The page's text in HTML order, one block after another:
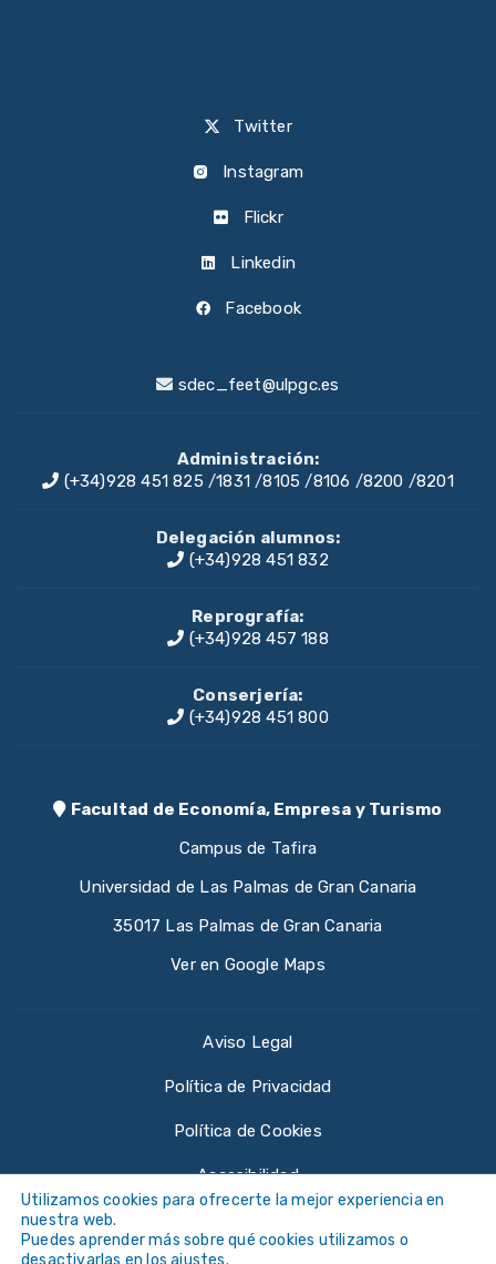
Twitter
Instagram
Flickr
Linkedin
Facebook
sdec_feet@ulpgc.es
Administración:
(+34)928 451 825 /1831/8105 /8106 /8200 /8201
Delegación alumnos:
(+34)928 451 832
Reprografía:
(+34)928 457 188
Conserjería:
(+34)928 451 800
Facultad de Economía, Empresa y Turismo
Campus de Tafira
Universidad de Las Palmas de Gran Canaria
35017 Las Palmas de Gran Canaria
Ver en Google Maps
Aviso Legal
Política de Privacidad
Política de Cookies
Accesibilidad
Utilizamos cookies para ofrecerte la mejor experiencia en
nuestra web.
Puedes aprender más sobre qué cookies utilizamos o
desactivarlas en losajustes.